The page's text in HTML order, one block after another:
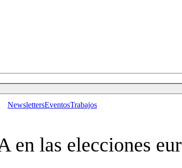
NewslettersEventosTrabajos
las elecciones